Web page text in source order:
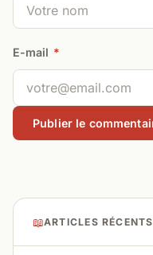
E-mail *
📖ARTICLES RÉCENTS